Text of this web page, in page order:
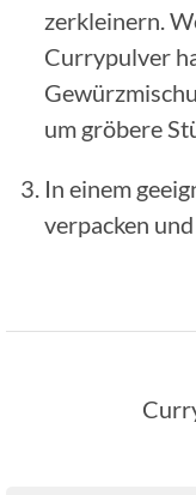
zerkleinern.
Currypulver
um gröbere
In einem
verpacken